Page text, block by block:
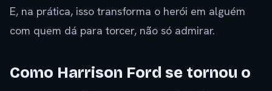
E, na prática, isso transforma o herói em alguém
com quem dá para torcer, não só admirar.
Como Harrison Ford se tornou o